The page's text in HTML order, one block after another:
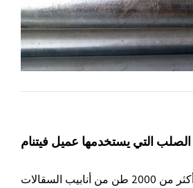
الصلب التي يستخدمها عميل فيتنام
تطلب المشروع أكثر من 2000 طن من أنابيب السقالات